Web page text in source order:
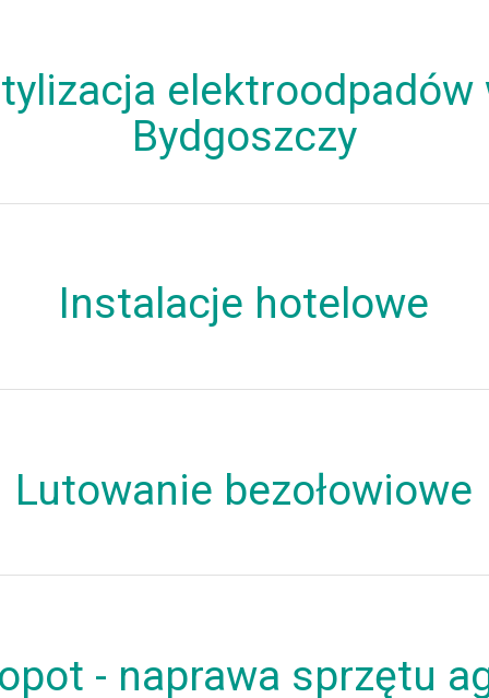
elektroodpadów
Bydgoszczy
Instalacje hotelowe
Lutowanie bezołowiowe
- naprawa sprzętu